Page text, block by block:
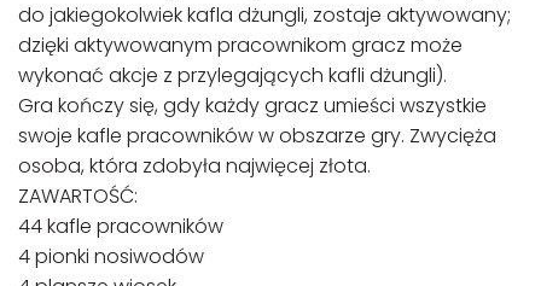
do jakiegokolwiek kafla dżungli, zostaje aktywowany;
dzięki aktywowanym pracownikom gracz może
wykonać akcje z przylegających kafli dżungli).
Gra kończy się, gdy każdy gracz umieści wszystkie
swoje kafle pracowników w obszarze gry. Zwycięża
osoba, która zdobyła najwięcej złota.
ZAWARTOŚĆ:
44 kafle pracowników
4 pionki nosiwodów